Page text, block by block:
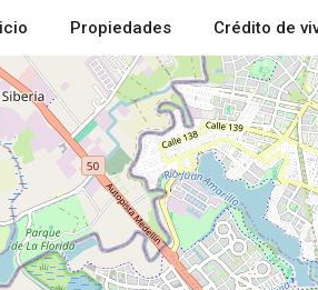
Propiedades Crédito de